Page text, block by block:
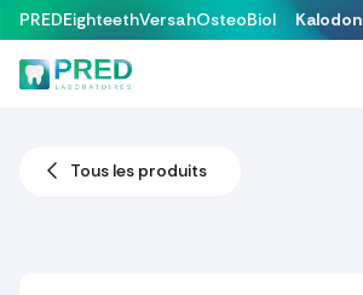
Se rendre au contenu
PREDEighteethVersahOsteoBiol Kalodon
Tous les produits